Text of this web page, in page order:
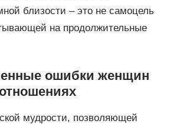
близости – это не самоцель
на продолжительные
ошибки женщин
мудрости, позволяющей